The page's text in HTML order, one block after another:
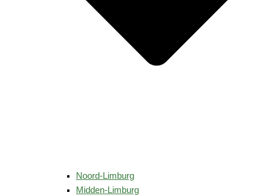
Noord-Limburg
Midden-Limburg